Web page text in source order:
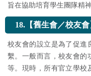
旨在協助培育學生團隊精
18.【舊生會／校友會
校友會的設立是為了促進
繫。一般而言，校友會的
等。現時，所有官立學校